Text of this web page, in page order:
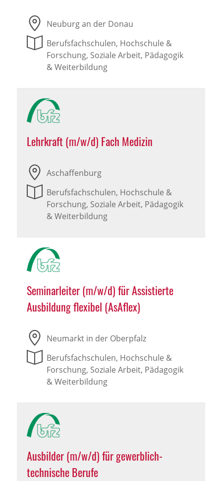
Neuburg an der Donau
Berufsfachschulen, Hochschule &
Forschung, Soziale Arbeit, Pädagogik
& Weiterbildung
Lehrkraft (m/w/d) Fach Medizin
Aschaffenburg
Berufsfachschulen, Hochschule &
Forschung, Soziale Arbeit, Pädagogik
& Weiterbildung
Seminarleiter (m/w/d) für Assistierte
Ausbildung flexibel (AsAflex)
Neumarkt in der Oberpfalz
Berufsfachschulen, Hochschule &
Forschung, Soziale Arbeit, Pädagogik
& Weiterbildung
Ausbilder (m/w/d) für gewerblich-
technische Berufe